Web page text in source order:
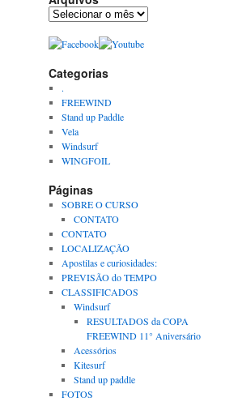
Arquivos
Categorias
.
FREEWIND
Stand up Paddle
Vela
Windsurf
WINGFOIL
Páginas
SOBRE O CURSO
CONTATO
CONTATO
LOCALIZAÇÃO
Apostilas e curiosidades:
PREVISÃO do TEMPO
CLASSIFICADOS
Windsurf
RESULTADOS da COPA
FREEWIND 11° Aniversário
Acessórios
Kitesurf
Stand up paddle
FOTOS